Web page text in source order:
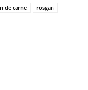
de carne
rosgan